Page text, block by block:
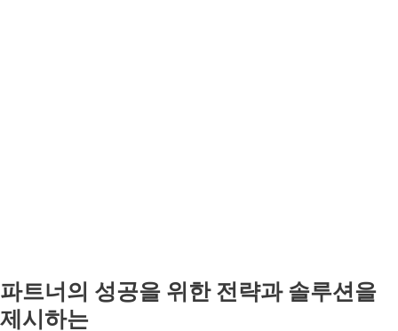
파트너의 성공을 위한 전략과 솔루션을
제시하는